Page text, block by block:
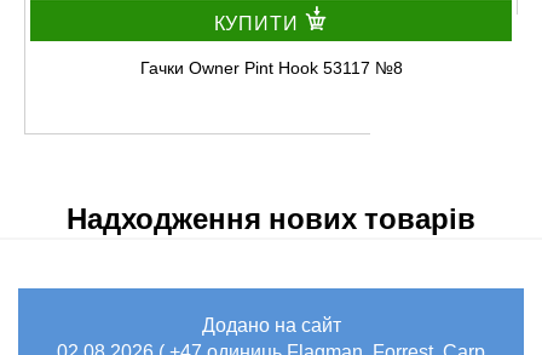
КУПИТИ
Гачки Owner Pint Hook 53117 №8
Надходження нових товарів
Додано на сайт